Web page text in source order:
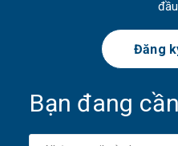
Đăng
Bạn đang